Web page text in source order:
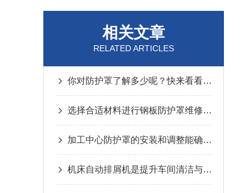
相关文章
RELATED ARTICLES
你对防护罩了解多少呢？快来看看吧！
选择合适材料进行钢板防护罩维修与更换
加工中心防护罩的安装和调整能确保有效的防护效果
机床自动排屑机是提升车间清洁与效率的设备